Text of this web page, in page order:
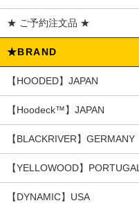
★ ご予約注文品 ★
★BRAND
【HOODED】JAPAN
【Hoodeck™️】JAPAN
【BLACKRIVER】GERMANY
【YELLOWOOD】PORTUGAL
【DYNAMIC】USA